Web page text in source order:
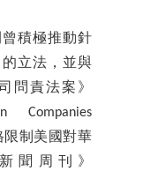
積極推動針
立法，並與
問責法案》
Companies
限制美國對華
聞周刊》